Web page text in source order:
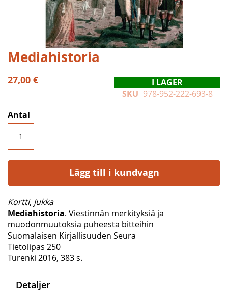
Hoppa
till
början
av
Mediahistoria
27,00 €
I LAGER
SKU 978-952-222-693-8
Antal
Lägg till i kundvagn
Kortti, Jukka
Mediahistoria. Viestinnän merkityksiä ja
muodonmuutoksia puheesta bitteihin
Suomalaisen Kirjallisuuden Seura
Tietolipas 250
Turenki 2016, 383 s.
Detaljer